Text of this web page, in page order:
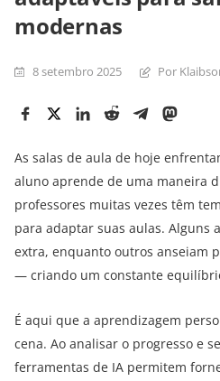
modernas
8 setembro 2025 Por
As salas de aula de hoje
aluno aprende de uma maneira
professores muitas vezes têm
para adaptar suas aulas. Alguns
extra, enquanto outros anseiam
— criando um constante
É aqui que a aprendizagem
cena. Ao analisar o progresso e
ferramentas de IA permitem